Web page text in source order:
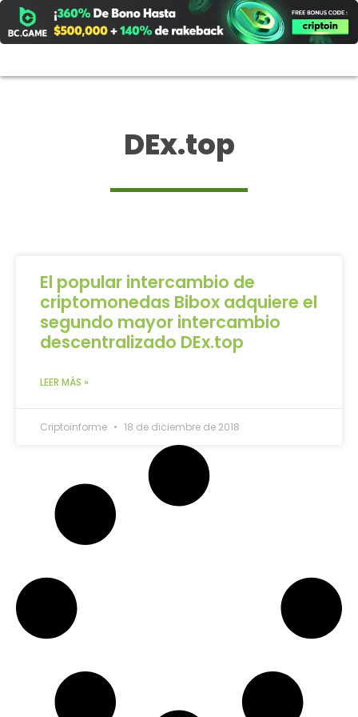
al
contenido
DEx.top
El popular intercambio de
criptomonedas Bibox adquiere el
segundo mayor intercambio
descentralizado DEx.top
LEER MÁS »
Criptoinforme 18 de diciembre de 2018